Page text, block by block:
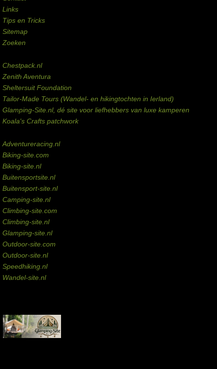
Links
Tips en Tricks
Sitemap
Zoeken
Chestpack.nl
Zenith Aventura
Sheltersuit Foundation
Tailor-Made Tours (Wandel- en hikingtochten in Ierland)
Glamping-Site.nl, dé site voor liefhebbers van luxe kamperen
Koala's Crafts patchwork
Adventureracing.nl
Biking-site.com
Biking-site.nl
Buitensportsite.nl
Buitensport-site.nl
Camping-site.nl
Climbing-site.com
Climbing-site.nl
Glamping-site.nl
Outdoor-site.com
Outdoor-site.nl
Speedhiking.nl
Wandel-site.nl